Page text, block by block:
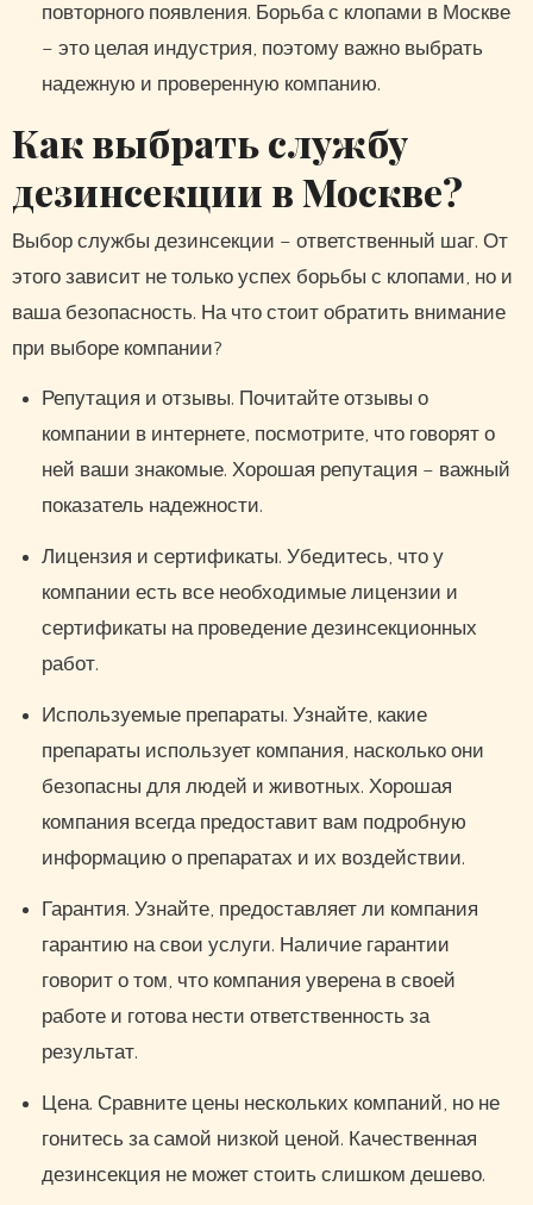
повторного появления. Борьба с клопами в Москве
– это целая индустрия, поэтому важно выбрать
надежную и проверенную компанию.
Как выбрать службу
дезинсекции в Москве?
Выбор службы дезинсекции – ответственный шаг. От
этого зависит не только успех борьбы с клопами, но и
ваша безопасность. На что стоит обратить внимание
при выборе компании?
Репутация и отзывы. Почитайте отзывы о
компании в интернете, посмотрите, что говорят о
ней ваши знакомые. Хорошая репутация – важный
показатель надежности.
Лицензия и сертификаты. Убедитесь, что у
компании есть все необходимые лицензии и
сертификаты на проведение дезинсекционных
работ.
Используемые препараты. Узнайте, какие
препараты использует компания, насколько они
безопасны для людей и животных. Хорошая
компания всегда предоставит вам подробную
информацию о препаратах и их воздействии.
Гарантия. Узнайте, предоставляет ли компания
гарантию на свои услуги. Наличие гарантии
говорит о том, что компания уверена в своей
работе и готова нести ответственность за
результат.
Цена. Сравните цены нескольких компаний, но не
гонитесь за самой низкой ценой. Качественная
дезинсекция не может стоить слишком дешево.